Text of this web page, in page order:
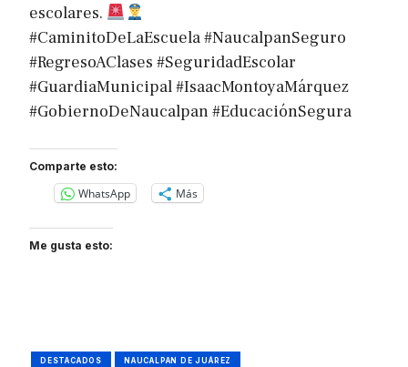
escolares.
#CaminitoDeLaEscuela #NaucalpanSeguro
#RegresoAClases #SeguridadEscolar
#GuardiaMunicipal #IsaacMontoyaMárquez
#GobiernoDeNaucalpan #EducaciónSegura
Comparte esto:
WhatsApp Más
Me gusta esto:
DESTACADOS NAUCALPAN DE JUÁREZ